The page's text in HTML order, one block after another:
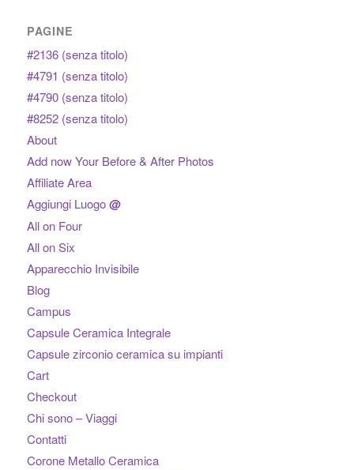
PAGINE
#2136 (senza titolo)
#4791 (senza titolo)
#4790 (senza titolo)
#8252 (senza titolo)
About
Add now Your Before & After Photos
Affiliate Area
Aggiungi Luogo@
All on Four
All on Six
Apparecchio Invisibile
Blog
Campus
Capsule Ceramica Integrale
Capsule zirconio ceramica su impianti
Cart
Checkout
Chi sono – Viaggi
Contatti
Corone Metallo Ceramica